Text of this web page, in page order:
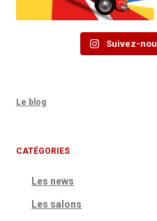
Suivez-
Le blog
CATÉGORIES
Les news
Les salons